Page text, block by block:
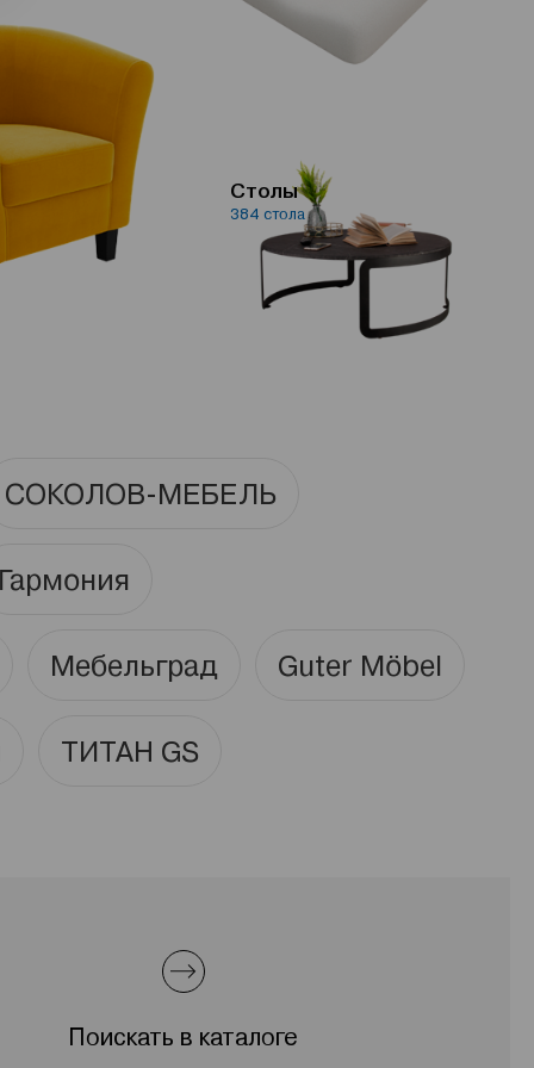
Столы
384 стола
СОКОЛОВ-МЕБЕЛЬ
Гармония
Мебельград Guter Möbel
ТИТАН GS
Поискать в каталоге